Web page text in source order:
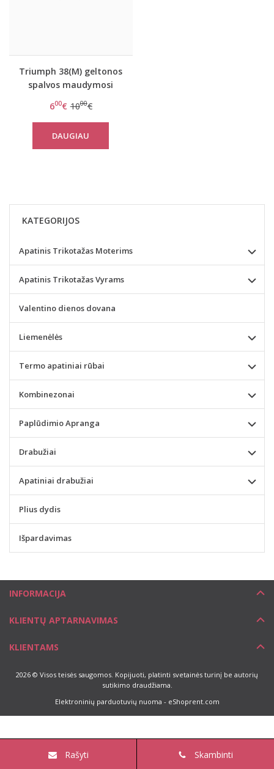
Triumph 38(M) geltonos
spalvos maudymosi
Lillyets CUT 92105
600€ 1000€
DAUGIAU
KATEGORIJOS
Apatinis Trikotažas Moterims
Apatinis Trikotažas Vyrams
Valentino dienos dovana
Liemenėlės
Termo apatiniai rūbai
Kombinezonai
Paplūdimio Apranga
Drabužiai
Apatiniai drabužiai
Plius dydis
Išpardavimas
INFORMACIJA
KLIENTŲ APTARNAVIMAS
KLIENTAMS
2026 © Visos teisės saugomos. Kopijuoti, platinti svetainės turinį be autorių
sutikimo draudžiama.
Elektroninių parduotuvių nuoma - eShoprent.com
Rašyti Skambinti